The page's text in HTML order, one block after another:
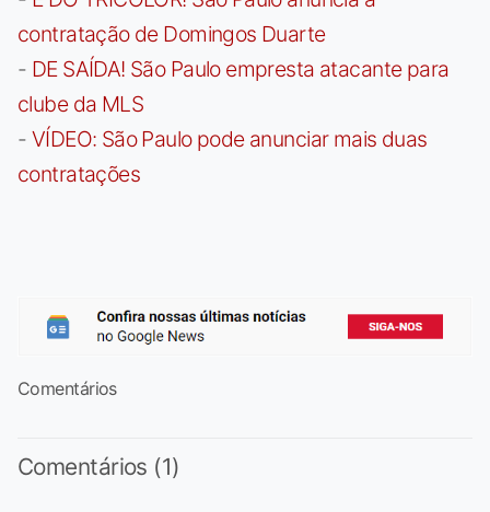
contratação de Domingos Duarte
- DE SAÍDA! São Paulo empresta atacante para
clube da MLS
- VÍDEO: São Paulo pode anunciar mais duas
contratações
Comentários
Comentários (1)